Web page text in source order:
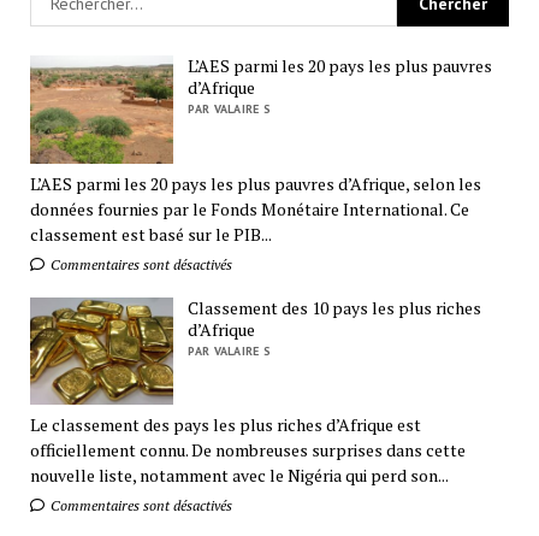
L’AES parmi les 20 pays les plus pauvres
d’Afrique
PAR VALAIRE S
L’AES parmi les 20 pays les plus pauvres d’Afrique, selon les
données fournies par le Fonds Monétaire International. Ce
classement est basé sur le PIB...
Commentaires sont désactivés
Classement des 10 pays les plus riches
d’Afrique
PAR VALAIRE S
Le classement des pays les plus riches d’Afrique est
officiellement connu. De nombreuses surprises dans cette
nouvelle liste, notamment avec le Nigéria qui perd son...
Commentaires sont désactivés